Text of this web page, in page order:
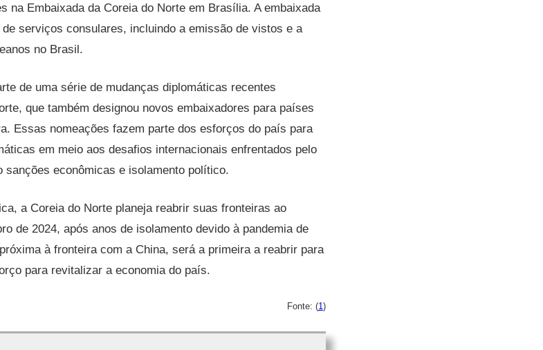
na Embaixada da Coreia do Norte em Brasília. A embaixada
serviços consulares, incluindo a emissão de vistos e a
no Brasil.
de uma série de mudanças diplomáticas recentes
que também designou novos embaixadores para países
Essas nomeações fazem parte dos esforços do país para
em meio aos desafios internacionais enfrentados pelo
sanções econômicas e isolamento político.
a Coreia do Norte planeja reabrir suas fronteiras ao
de 2024, após anos de isolamento devido à pandemia de
à fronteira com a China, será a primeira a reabrir para
para revitalizar a economia do país.
Fonte: (1 )